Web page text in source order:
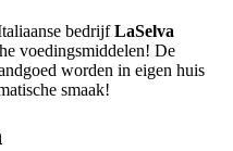
bedrijfLaSelva
voedingsmiddelen! De
worden in eigen huis
smaak!